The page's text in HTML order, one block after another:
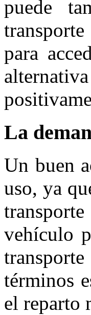
puede
para
La
Un buen
uso, ya
vehículo
términos
el reparto